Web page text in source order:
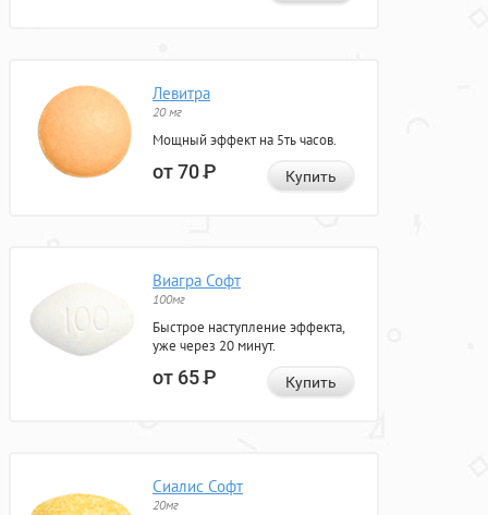
Левитра
20 мг
Мощный эффект на 5ть часов.
от 70Р Купить
Виагра Софт
100мг
Быстрое наступление эффекта,
уже через 20 минут.
от 65Р Купить
Сиалис Софт
20мг